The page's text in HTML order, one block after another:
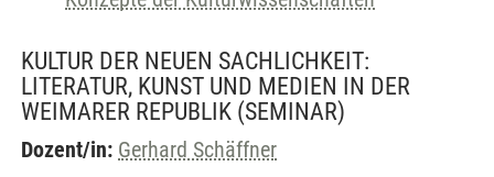
KULTUR DER NEUEN SACHLICHKEIT:
LITERATUR, KUNST UND MEDIEN IN DER
WEIMARER REPUBLIK (SEMINAR)
Dozent/in: Gerhard Schäffner